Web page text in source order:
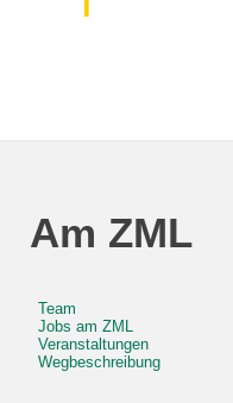
Am ZML
Team
Jobs am ZML
Veranstaltungen
Wegbeschreibung